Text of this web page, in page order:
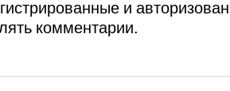
и
комментарии.